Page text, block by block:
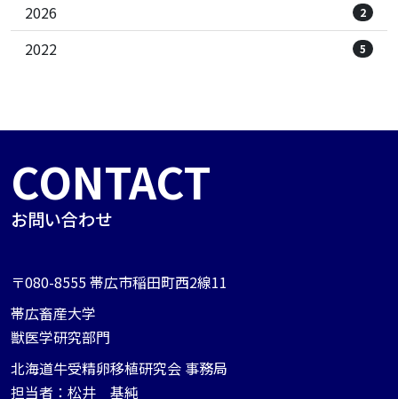
2026
2
2022 5
お問い合わせ
〒080-8555 帯広市稲田町西2線11
帯広畜産大学
獣医学研究部門
北海道牛受精卵移植研究会 事務局
担当者：松井 基純